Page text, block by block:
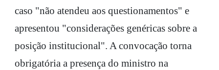
caso "não atendeu aos questionamentos" e
apresentou "considerações genéricas sobre a
posição institucional". A convocação torna
obrigatória a presença do ministro na